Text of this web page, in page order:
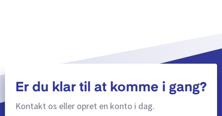
Er du klar til at komme i gang?
Kontakt os eller opret en konto i dag.